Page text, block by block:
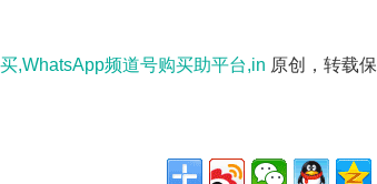
,WhatsApp频道号购买助平台,in 原创，转载保